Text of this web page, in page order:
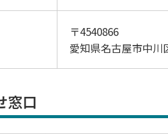
〒4540866
愛知県名古屋市中川
窓口